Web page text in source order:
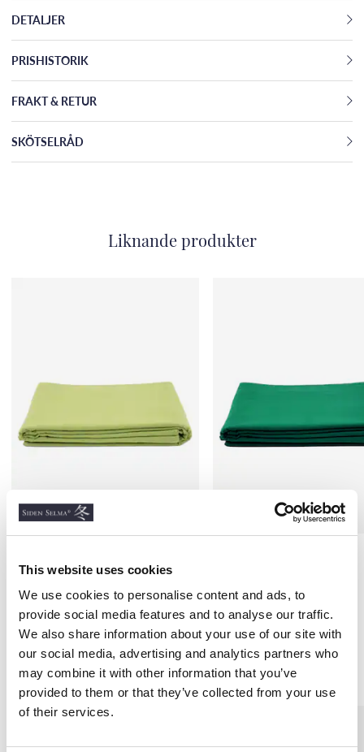
This website uses cookies
We use cookies to personalise content and ads, to
provide social media features and to analyse our traffic.
We also share information about your use of our site with
our social media, advertising and analytics partners who
may combine it with other information that you’ve
provided to them or that they’ve collected from your use
of their services.
DETALJER
PRISHISTORIK
FRAKT & RETUR
SKÖTSELRÅD
Liknande produkter
Olivgrön
Andra köpte även